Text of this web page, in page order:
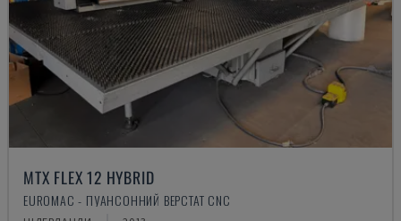
MTX FLEX 12 HYBRID
EUROMAC - ПУАНСОННИЙ ВЕРСТАТ CNC